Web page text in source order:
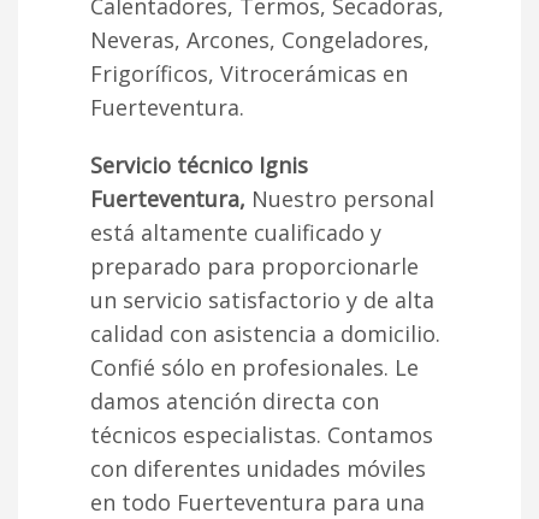
Calentadores, Termos, Secadoras,
Neveras, Arcones, Congeladores,
Frigoríficos, Vitrocerámicas en
Fuerteventura.
Servicio técnico Ignis
Fuerteventura, Nuestro personal
está altamente cualificado y
preparado para proporcionarle
un servicio satisfactorio y de alta
calidad con asistencia a domicilio.
Confié sólo en profesionales. Le
damos atención directa con
técnicos especialistas. Contamos
con diferentes unidades móviles
en todo Fuerteventura para una